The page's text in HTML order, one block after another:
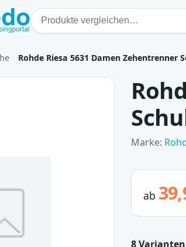
Rohde Riesa 5631 Damen Zehentrenner
Marke:
ab
8